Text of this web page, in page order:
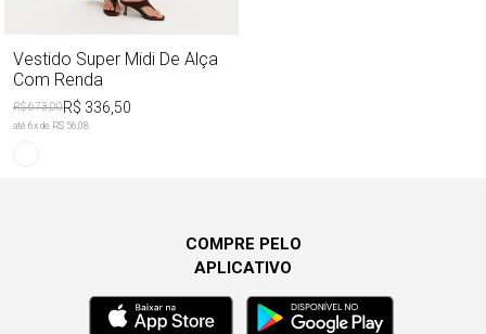
Vestido Super Midi De Alça
Com Renda
R$ 673,00R$ 336,50
até 6x de R$ 56,08
COMPRE PELO
APLICATIVO